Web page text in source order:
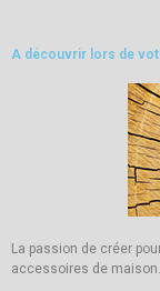
A découvrir lors de
La passion de créer
accessoires de maison.